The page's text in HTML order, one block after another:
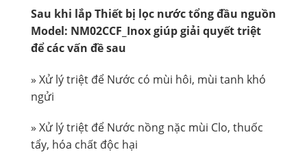
Sau khi lắp Thiết bị lọc nước tổng đầu nguồn
Model: NM02CCF_Inox giúp giải quyết triệt
để các vấn đề sau
» Xử lý triệt để Nước có mùi hôi, mùi tanh khó
ngửi
» Xử lý triệt để Nước nồng nặc mùi Clo, thuốc
tẩy, hóa chất độc hại